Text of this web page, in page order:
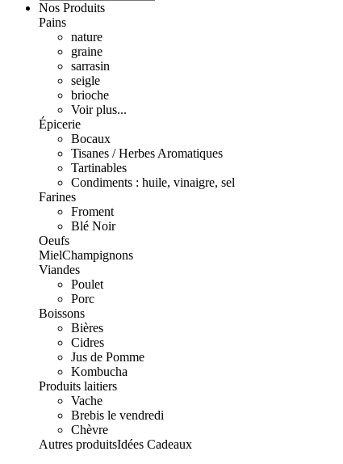
Nos Produits
Pains
nature
graine
sarrasin
seigle
brioche
Voir plus...
Épicerie
Bocaux
Tisanes / Herbes Aromatiques
Tartinables
Condiments : huile, vinaigre, sel
Farines
Froment
Blé Noir
Oeufs
MielChampignons
Viandes
Poulet
Porc
Boissons
Bières
Cidres
Jus de Pomme
Kombucha
Produits laitiers
Vache
Brebis le vendredi
Chèvre
Autres produitsIdées Cadeaux